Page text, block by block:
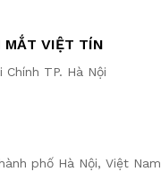
MẮT VIỆT TÍN
TP. Hà Nội
phố Hà Nội, Việt Nam